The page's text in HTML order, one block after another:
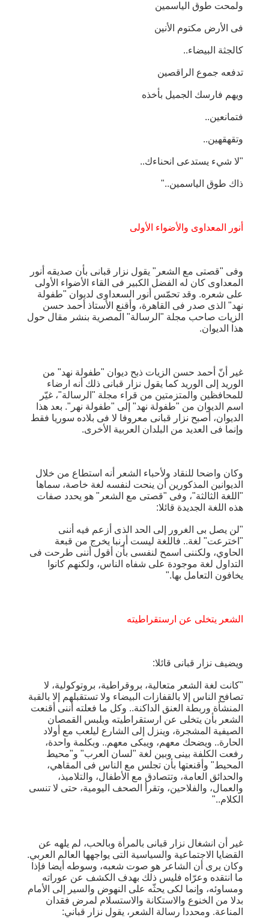
ولمحت طوق الياسمين
فى الأرض مكتوم الأنين
كالجثة البيضاء..
تدفعه جموع الراقصين
ويهم فارسك الجميل بأخذه
فتمانعين..
وتقهقهين..
"لا شيء يستدعى انحناءك..
ذاك طوق الياسمين.."
أنور المعداوى والأضواء الأولى
وفى "قصتى مع الشعر" يقول نزار قبانى بأن صديقه أنور
المعداوى كان له الفضل الكبير فى القاء الأضواء الأولى
على شعره. وقد تحمّس أنور السعداوى لديوان "طفولة
نهد" الذى صدر فى القاهرة، وأقنع الأستاذ أحمد حسن
الزيات صاحب مجلة "الرسالة" المصرية بنشر مقال حول
هذا الديوان.
غير أنّ أحمد حسن الزيات ذبح ديوان "طفولة نهد" من
الوريد إلى الوريد كما يقول نزار قبانى ذلك أنه ارضاء
للمحافظين والمتزمتين من قراء مجلة "الرسالة"، غيّر
اسم الديوان من "طفولة نهد" إلى "طفولة نهر". بعد هذا
الديوان، أصبح نزار قبانى معروفا لا فى بلاده سوريا فقط
وإنما فى العديد من البلدان العربية الأخرى.
وكان واضحا للنقاد ولأحباء الشعر أنه استطاع من خلال
الديوانين المذكورين أن ينحت لنفسه لغة خاصة، سماها
"اللغة الثالثة"، وفى "قصتى مع الشعر" هو يحدد صفات
هذه اللغة الجديدة قائلا:
"لن يصل بى الغرور إلى الحد الذى أزعم فيه أننى
"اخترعت" لغة.. فاللغة ليست أرنبا يخرج من قبعة
الحاوي، ولكننى اسمح لنفسى بأن أقول أننى طرحت فى
التداول لغة موجودة على شفاه الناس، ولكنهم كانوا
يخافون التعامل بها."
الشعر يتخلى عن ارستقراطيته
ويضيف نزار قبانى قائلا:
"كانت لغة الشعر متعالية، بروقراطية، بروتوكولية، لا
تصافح الناس إلا بالقفازات البيضاء ولا تستقبلهم إلا بالقبة
المنشأة وربطة العنق الداكنة.. وكل ما فعلته أننى أقنعت
الشعر بأن يتخلى عن ارستقراطيته ويلبس القمصان
الصيفية المشجرة، وينزل إلى الشارع ليلعب مع أولاد
الحارة.. ويضحك معهم، ويبكى معهم.. وبكلمة واحدة،
رفعت الكلفة بينى وبين لغة "لسان العرب" و"محيط
المحيط" وأقنعتها بأن تجلس مع الناس فى المقاهي،
والحدائق العامة، وتتصادق مع الأطفال، والتلاميذ،
والعمال، والفلاحين، وتقرأ الصحف اليومية، حتى لا تنسى
الكلام.."
غير أن انشغال نزار قبانى بالمرأة وبالحب، لم يلهه عن
القضايا الاجتماعية والسياسية التى يواجهها العالم العربي.
وكان يرى أن الشاعر هو صوت شعبه، وسوطه أيضا فإذا
ما انتقده وعرّاه فليس ذلك بهدف الكشف عن عوراته
ومساوئه، وإنما لكى يحثّه على النهوض والسير إلى الأمام
بدلا من الخنوع والاستكانة والاستسلام لمرض فقدان
المناعة. ومحددا رسالة الشعر، يقول نزار قباني: